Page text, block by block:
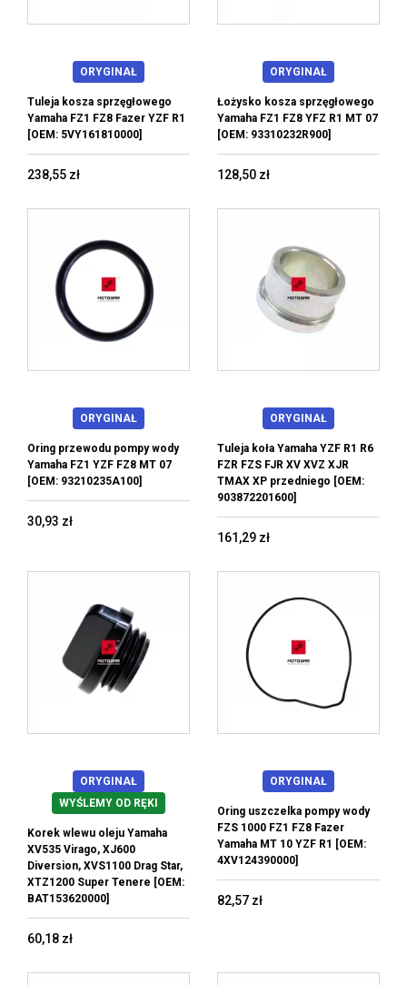
ORYGINAŁ
Tuleja kosza sprzęgłowego
Yamaha FZ1 FZ8 Fazer YZF R1
[OEM: 5VY161810000]
238,55 zł
ORYGINAŁ
Łożysko kosza sprzęgłowego
Yamaha FZ1 FZ8 YFZ R1 MT 07
[OEM: 93310232R900]
128,50 zł
ORYGINAŁ
Oring przewodu pompy wody
Yamaha FZ1 YZF FZ8 MT 07
[OEM: 93210235A100]
30,93 zł
ORYGINAŁ
Tuleja koła Yamaha YZF R1 R6
FZR FZS FJR XV XVZ XJR
TMAX XP przedniego [OEM:
903872201600]
161,29 zł
ORYGINAŁ
WYŚLEMY OD RĘKI
Korek wlewu oleju Yamaha
XV535 Virago, XJ600
Diversion, XVS1100 Drag Star,
XTZ1200 Super Tenere [OEM:
BAT153620000]
60,18 zł
ORYGINAŁ
Oring uszczelka pompy wody
FZS 1000 FZ1 FZ8 Fazer
Yamaha MT 10 YZF R1 [OEM:
4XV124390000]
82,57 zł